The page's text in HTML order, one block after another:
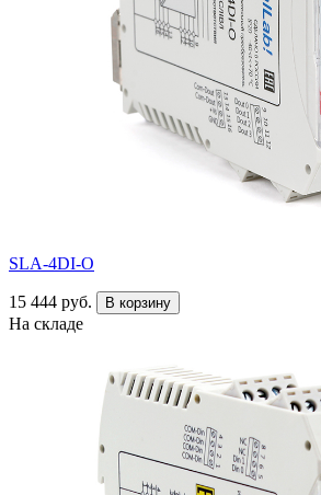
SLA-4DI-O
15 444 руб. В корзину
На складе